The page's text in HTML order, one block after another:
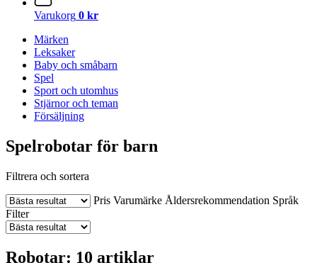
Varukorg 0 kr
Märken
Leksaker
Baby och småbarn
Spel
Sport och utomhus
Stjärnor och teman
Försäljning
Spelrobotar för barn
Filtrera och sortera
Pris Varumärke Åldersrekommendation Språk
Filter
Robotar: 10 artiklar